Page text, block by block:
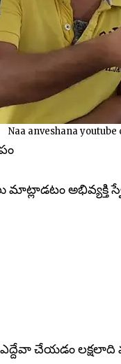
Naa anveshana youtube
మాట్లాడటం
చేయడం